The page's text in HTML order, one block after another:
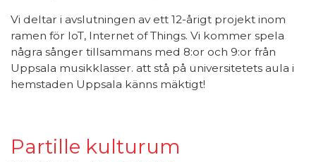
Vi deltar i avslutningen av ett 12-årigt projekt inom
ramen för IoT, Internet of Things. Vi kommer spela
några sånger tillsammans med 8:or och 9:or från
Uppsala musikklasser. att stå på universitetets aula i
hemstaden Uppsala känns mäktigt!
Partille kulturum